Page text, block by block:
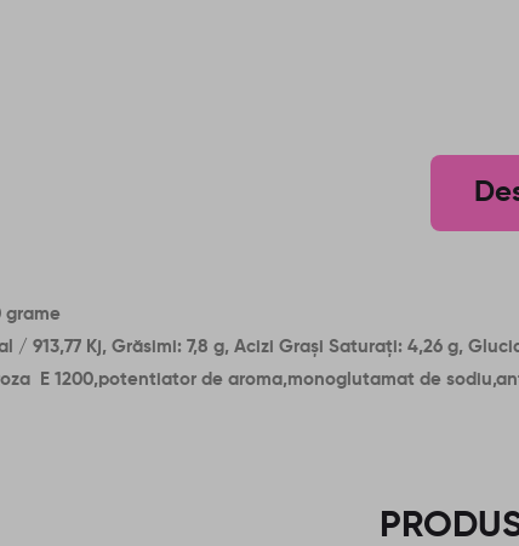
grame
/ 913,77 Kj, Grăsimi: 7,8 g, Acizi Grași Saturați: 4,26 g,
E 1200,potentiator de aroma,monoglutamat de